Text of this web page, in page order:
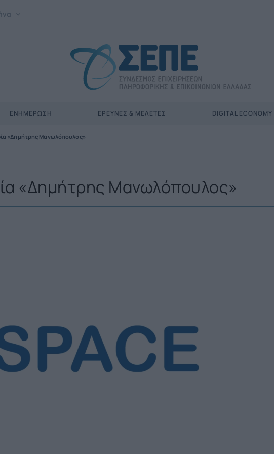
ΕΝΗΜΕΡΩΣΗ ΈΡΕΥΝΕΣ & ΜΕΛΈΤΕΣ DIGITAL
«Δημήτρης Μανωλόπουλος»
«Δημήτρης Μανωλόπουλος»